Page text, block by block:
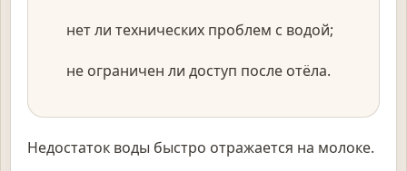
нет ли технических проблем с водой;
не ограничен ли доступ после отёла.
Недостаток воды быстро отражается на молоке.